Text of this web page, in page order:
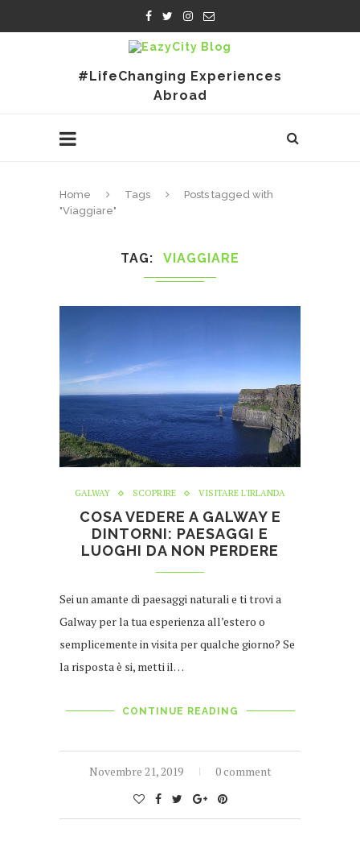
#LifeChanging Experiences
Abroad
Home Tags
Posts tagged with
"Viaggiare"
TAG VIAGGIARE
GALWAY SCOPRIRE VISITARE L'IRLANDA
COSA VEDERE A GALWAY E
DINTORNI: PAESAGGI E
LUOGHI DA NON PERDERE
Sei un amante di paesaggi naturali e ti trovi a
Galway per la tua esperienza all’estero o
semplicemente in visita per qualche giorno? Se
la risposta è si, metti il…
CONTINUE READING
Novembre 21, 2019 0 comment